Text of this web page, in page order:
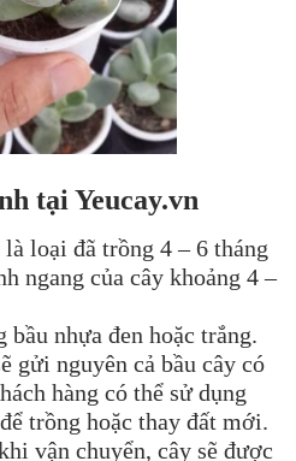
tại Yeucay.vn
là loại đã trồng 4 – 6 tháng
ngang của cây khoảng 4 –
nhựa đen hoặc trắng.
gửi nguyên cả bầu cây có
hàng có thể sử dụng
trồng hoặc thay đất mới.
vận chuyển, cây sẽ được